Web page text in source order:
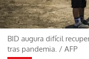
BID augura difícil
tras pandemia. / AFP